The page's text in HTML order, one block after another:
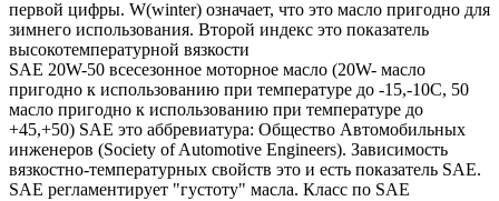
первой цифры. W(winter) означает, что это масло пригодно для
зимнего использования. Второй индекс это показатель
высокотемпературной вязкости
SAE 20W-50 всесезонное моторное масло (20W- масло
пригодно к использованию при температуре до -15,-10С, 50
масло пригодно к использованию при температуре до
+45,+50) SAE это аббревиатура: Общество Автомобильных
инженеров (Society of Automotive Engineers). Зависимость
вязкостно-температурных свойств это и есть показатель SAE.
SAE регламентирует "густоту" масла. Класс по SAE